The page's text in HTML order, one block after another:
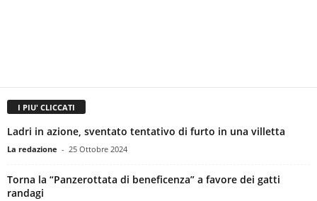
I PIU' CLICCATI
Ladri in azione, sventato tentativo di furto in una villetta
La redazione - 25 Ottobre 2024
Torna la “Panzerottata di beneficenza” a favore dei gatti
randagi